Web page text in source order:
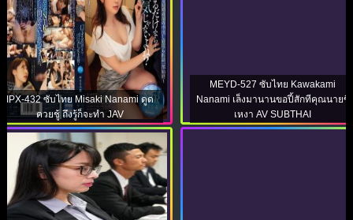
IPX-432 ซับไทย Misaki Nanami ดูด
ควยชู้ ถึงรู้ก็จะทำ JAV
MEYD-527 ซับไทย Kawakami
Nanami เล็งมานานขอปี้สักทีคุณนายขี้
เหงา AV SUBTHAI